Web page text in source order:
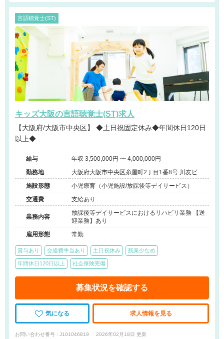
言語聴覚士(ST)
キッズ大阪の言語聴覚士(ST)求人
【大阪府/大阪市中央区】 ◆土日祝固定休み◆年間休日120日
以上◆
給与
年収 3,500,000円 〜 4,000,000円
勤務地
大阪府大阪市中央区糸屋町2丁目1番8号 川友ビル4
階
施設形態
小児療育（小児施設/放課後等デイサービス）
交通費
支給あり
業務内容
放課後等デイサービスにおけるリハビリ業務 【送
迎業務】あり
雇用形態
常勤
賞与あり 交通費手当あり 土日祝休み 残業少なめ
年間休日120日以上 社会保険完備
募集状況を確認する
気になる 求人情報を見る
お問い合わせ番号 : J101046819 2026年02月18日 更新